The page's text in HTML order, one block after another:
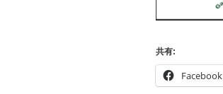
共有:
Facebook